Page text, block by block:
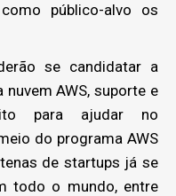
público-alvo os
se candidatar a
AWS, suporte e
para ajudar no
do programa AWS
de startups já se
todo o mundo, entre